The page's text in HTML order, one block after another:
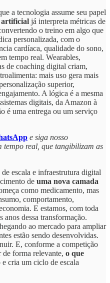
a tecnologia assume seu papel
artificial já interpreta métricas de
o treino em algo que
personalizada, com o
cardíaca, qualidade do sono,
tempo real. Wearables,
de coaching digital criam,
mais uso gera mais
superior,
A lógica é a mesma
digitais, da Amazon à
é uma entrega ou um serviço
e siga nosso
tempo real, que tangibilizam as
escala e infraestrutura digital
de uma nova camada
como medicamento, mas
comportamento,
E estamos, com toda
dessa transformação.
ao mercado para ampliar
estão sendo desenvolvidas.
E, conforme a competição
de forma relevante, o que
e cria um ciclo de escala